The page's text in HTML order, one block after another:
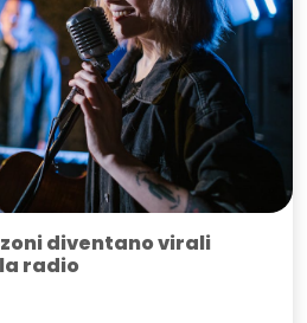
diventano virali
radio